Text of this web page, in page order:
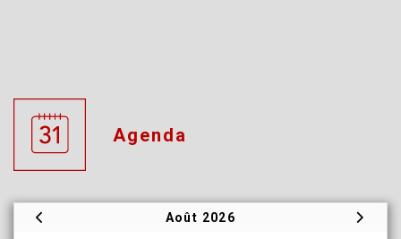
Agenda
Août 2026